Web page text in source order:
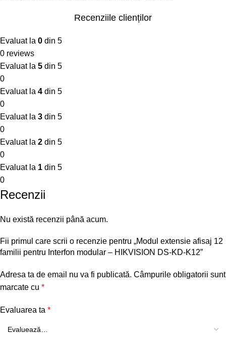
Recenziile clienților
Evaluat la 0 din 5
0 reviews
Evaluat la 5 din 5
0
Evaluat la 4 din 5
0
Evaluat la 3 din 5
0
Evaluat la 2 din 5
0
Evaluat la 1 din 5
0
Recenzii
Nu există recenzii până acum.
Fii primul care scrii o recenzie pentru „Modul extensie afisaj 12
familii pentru Interfon modular – HIKVISION DS-KD-K12”
Adresa ta de email nu va fi publicată. Câmpurile obligatorii sunt
marcate cu *
Evaluarea ta *